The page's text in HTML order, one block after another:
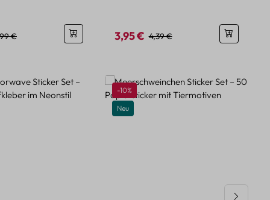
Preis:
€ Verkaufspreis:
3,95 € Regulärer Preis:
4,39 €
Rabatt
-10%
Neu